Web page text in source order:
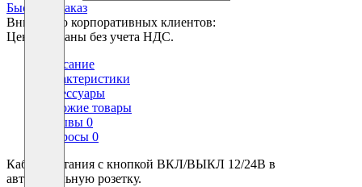
Быстрый заказ
Вниманию корпоративных клиентов:
Цены указаны без учета НДС.
Описание
Характеристики
Аксессуары
Похожие товары
Отзывы 0
Вопросы 0
Кабель питания с кнопкой ВКЛ/ВЫКЛ 12/24В в
автомобильную розетку.